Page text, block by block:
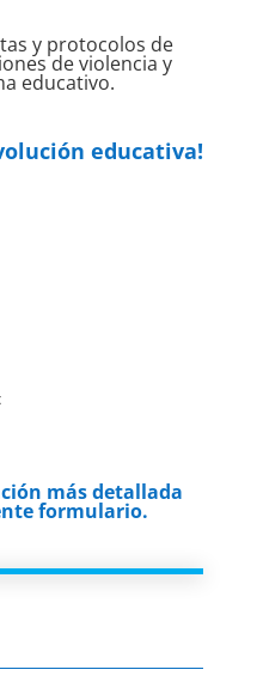
y protocolos de
de violencia y
educativo.
educativa!
más detallada
formulario.